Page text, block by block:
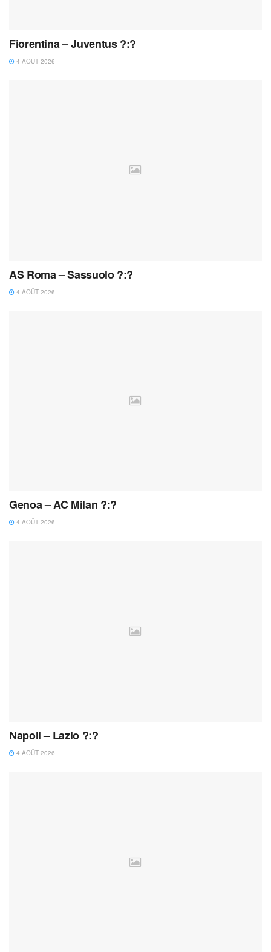
Fiorentina – Juventus ?:?
4 AOÛT 2026
AS Roma – Sassuolo ?:?
4 AOÛT 2026
Genoa – AC Milan ?:?
4 AOÛT 2026
Napoli – Lazio ?:?
4 AOÛT 2026